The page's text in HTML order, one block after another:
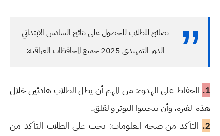
نصائح للطلاب للحصول على نتائج السادس الابتدائي
الدور التمهيدي 2025 جميع المحافظات العراقية:
1. الحفاظ على الهدوء: من المهم أن يظل الطلاب هادئين خلال
هذه الفترة، وأن يتجنبوا التوتر والقلق.
2. التأكد من صحة المعلومات: يجب على الطلاب التأكد من